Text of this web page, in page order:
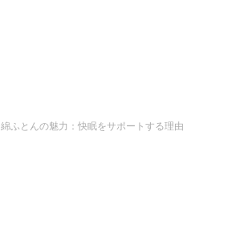
綿ふとんの魅力：快眠をサポートする理由